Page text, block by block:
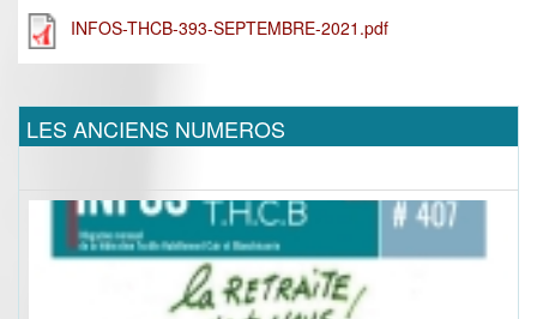
INFOS-THCB-393-SEPTEMBRE-2021.pdf
LES ANCIENS NUMEROS